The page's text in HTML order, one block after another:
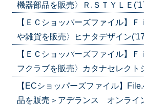
機器部品を販売〉Ｒ.ＳＴＹＬＥ
【ＥＣショッパーズファイル】
や雑貨を販売〉ヒナタデザイン
【ＥＣショッパーズファイル】
フクラブを販売〉カタナセレクト
【ECショッパーズファイル】
品を販売＞アデランス オンライ